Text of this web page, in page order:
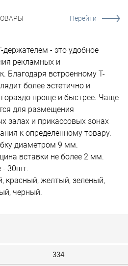
Перейти
- это удобное
рекламных и
Благодаря встроенному Т-
более эстетично и
гораздо проще и быстрее. Чаще
для размещения
залах и прикассовых зонах
к определенному товару.
диаметром 9 мм.
вставки не более 2 мм.
- 30шт.
красный, желтый, зеленый,
черный.
334